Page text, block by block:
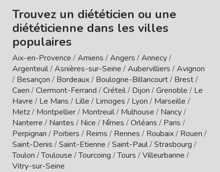
Trouvez un diététicien ou une
diététicienne dans les villes
populaires
Aix-en-Provence /Amiens /Angers /Annecy/
Argenteuil/Asnières-sur-Seine /Aubervilliers /Avignon
/ Besançon / Bordeaux/ Boulogne-Billancourt/ Brest/
Caen /Clermont-Ferrand /Créteil/ Dijon /Grenoble / Le
Havre / Le Mans / Lille / Limoges / Lyon / Marseille /
Metz/ Montpellier/ Montreuil/ Mulhouse / Nancy/
Nanterre / Nantes / Nice / Nîmes /Orléans / Paris /
Perpignan / Poitiers / Reims / Rennes / Roubaix/ Rouen /
Saint-Denis /Saint-Etienne /Saint-Paul/Strasbourg /
Toulon /Toulouse /Tourcoing /Tours /Villeurbanne /
Vitry-sur-Seine